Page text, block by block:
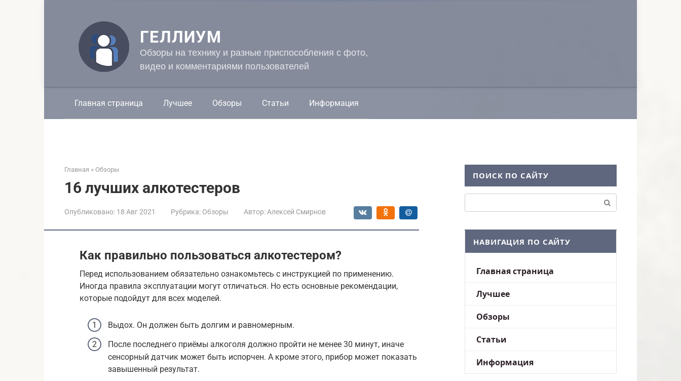
ГЕЛЛИУМ
Обзоры на технику и разные приспособления с фото,
видео и комментариями пользователей
Главная страница Лучшее Обзоры Статьи Информация
Главная » Обзоры
16 лучших алкотестеров
Опубликовано: 18 Авг 2021 Рубрика: Обзоры Автор: Алексей Смирнов
Как правильно пользоваться алкотестером?
Перед использованием обязательно ознакомьтесь с инструкцией по применению.
Иногда правила эксплуатации могут отличаться. Но есть основные рекомендации,
которые подойдут для всех моделей.
Выдох. Он должен быть долгим и равномерным.
После последнего приёмы алкоголя должно пройти не менее 30 минут, иначе
сенсорный датчик может быть испорчен. А кроме этого, прибор может показать
завышенный результат.
ПОИСК ПО САЙТУ
НАВИГАЦИЯ ПО САЙТУ
Главная страница
Лучшее
Обзоры
Статьи
Информация